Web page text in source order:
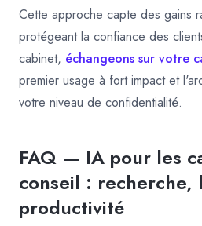
Cette approche capte des gains
protégeant la confiance des
cabinet, échangeons sur votre
premier usage à fort impact et
votre niveau de confidentialité.
FAQ — IA pour les
conseil : recherche,
productivité